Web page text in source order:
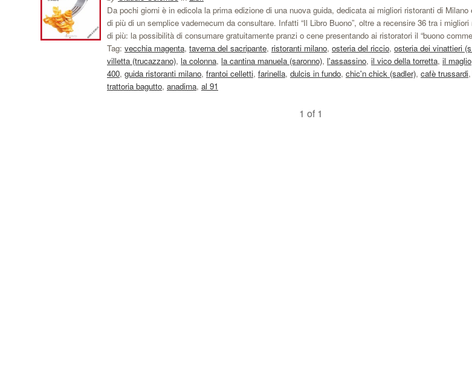
Da pochi giorni è in edicola la prima edizione di una nuova guida, dedicata ai migliori ristoranti di
di più di un semplice vademecum da consultare. Infatti “Il Libro Buono”, oltre a recensire 36 tra i
di più: la possibilità di consumare gratuitamente pranzi o cene presentando ai ristoratori il “buono
Tag: vecchia magenta, taverna del sacripante, ristoranti milano, osteria del riccio, osteria dei vinattieri
villetta (trucazzano), la colonna, la cantina manuela (saronno), l'assassino, il vico della torretta, il maglio
400, guida ristoranti milano, frantoi celletti, farinella, dulcis in fundo, chic'n chick (sadler), cafè trussardi,
trattoria bagutto, anadima, al 91
1 of 1